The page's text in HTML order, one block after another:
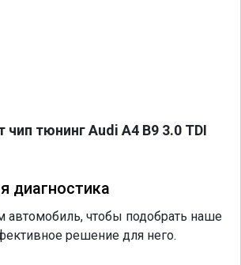
чип тюнинг Audi A4 B9 3.0 TDI
диагностика
чтобы подобрать наше
решение для него.